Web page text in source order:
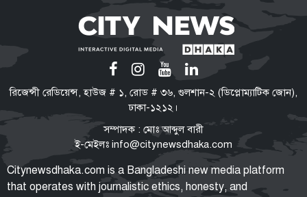
রিজেন্সী রেডিয়েন্স, হাউজ # ১, রোড # ৩৬, গুলশান-২ (ডিপ্লোম্যাটিক জোন),
ঢাকা-১২১২।
সম্পাদক : মোঃ আব্দুল বারী
ই-মেইলঃ info@citynewsdhaka.com
Citynewsdhaka.com is a Bangladeshi new media platform
that operates with journalistic ethics, honesty, and